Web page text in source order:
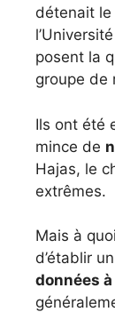
détenait
posent la
groupe de
Ils ont été
mince de
Hajas, le
extrêmes.
Mais à
d’établir
données